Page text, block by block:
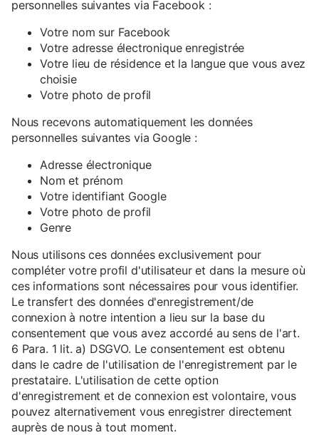
personnelles suivantes via Facebook :
Votre nom sur Facebook
Votre adresse électronique enregistrée
Votre lieu de résidence et la langue que vous avez
choisie
Votre photo de profil
Nous recevons automatiquement les données
personnelles suivantes via Google :
Adresse électronique
Nom et prénom
Votre identifiant Google
Votre photo de profil
Genre
Nous utilisons ces données exclusivement pour
compléter votre profil d'utilisateur et dans la mesure où
ces informations sont nécessaires pour vous identifier.
Le transfert des données d'enregistrement/de
connexion à notre intention a lieu sur la base du
consentement que vous avez accordé au sens de l'art.
6 Para. 1 lit. a) DSGVO. Le consentement est obtenu
dans le cadre de l'utilisation de l'enregistrement par le
prestataire. L'utilisation de cette option
d'enregistrement et de connexion est volontaire, vous
pouvez alternativement vous enregistrer directement
auprès de nous à tout moment.